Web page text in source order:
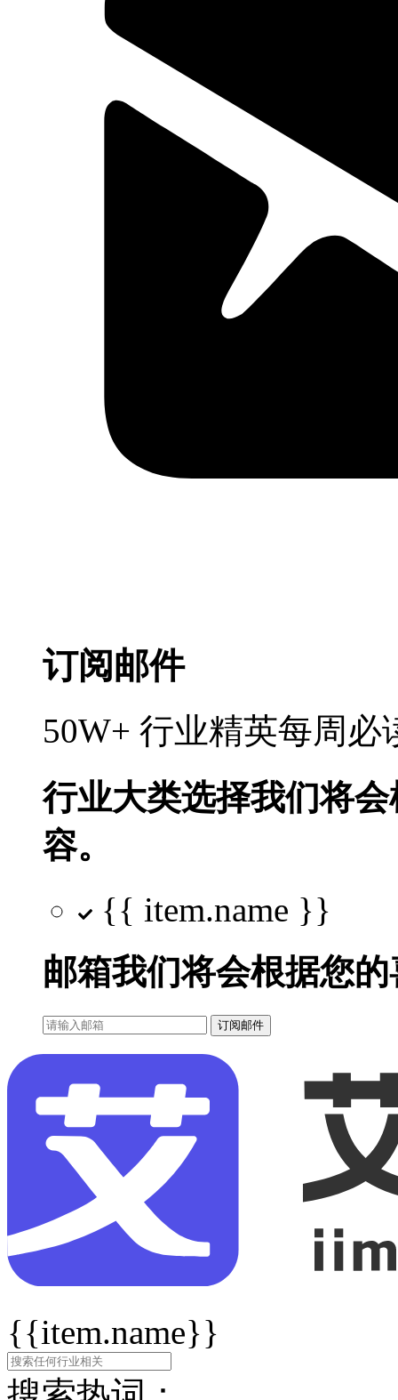
订阅邮件
50W+ 行业精英每周
行业大类选择我们将
容。
{{ item.name }}
邮箱我们将会根据您
订阅邮件
{{item.name}}